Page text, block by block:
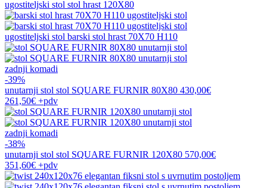
ugostiteljski stol stol hrast 120X80
ugostiteljski stol barski stol hrast 70X70 H110
zadnji komadi
-39%
unutarnji stol stol SQUARE FURNIR 80X80 430,00€
261,50€ +pdv
zadnji komadi
-38%
unutarnji stol stol SQUARE FURNIR 120X80 570,00€
351,60€ +pdv